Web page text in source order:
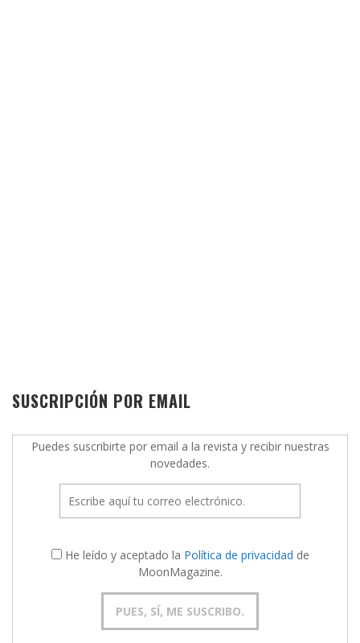
SUSCRIPCIÓN POR EMAIL
Puedes suscribirte por email a la revista y recibir nuestras
novedades.
He leído y aceptado la Política de privacidad de
MoonMagazine.